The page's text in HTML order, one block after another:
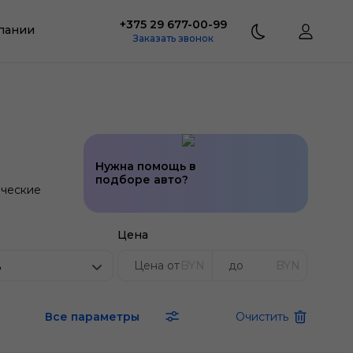
+375 29 677-00-99
Заказать звонок
Нужна помощь в
подборе авто?
Цена
BYN BYN
Все параметры Очистить